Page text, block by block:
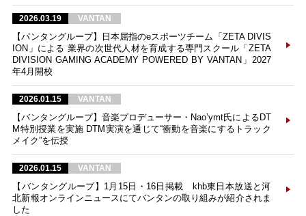
2026.03.19 VANTAN
【バンタングループ】日本屈指のeスポーツチーム「ZETA DIVIS
ION」による 業界の次世代人材を育成する専門スクール「ZETA
DIVISION GAMING ACADEMY POWERED BY VANTAN」2027
年4月開校
2026.01.15 VANTAN
【バンタングループ】音楽プロデューサー・Nao’ymt氏によるDT
M特別授業を実施 DTM実演を通じて“衝動を音楽にするトラック
メイク”を伝授
2026.01.15 VANTAN
【バンタングループ】1月15日・16日掲載 khb東日本放送と河
北新報オンラインニュースにてバンタンの取り組みが紹介されま
した